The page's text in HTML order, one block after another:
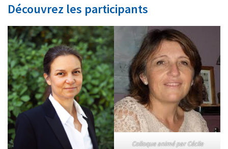
Découvrez les participants
Colloque animé par Cécile